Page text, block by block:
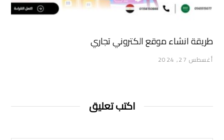
طريقة انشاء موقع الكتروني تجاري
أغسطس 27, 2024
اكتب تعليق